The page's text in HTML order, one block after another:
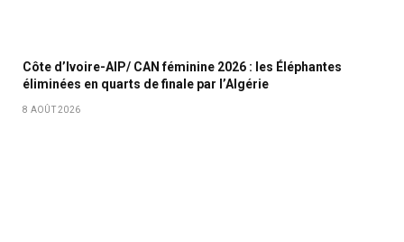
Côte d’Ivoire-AIP/ CAN féminine 2026 : les Éléphantes
éliminées en quarts de finale par l’Algérie
8 AOÛT 2026